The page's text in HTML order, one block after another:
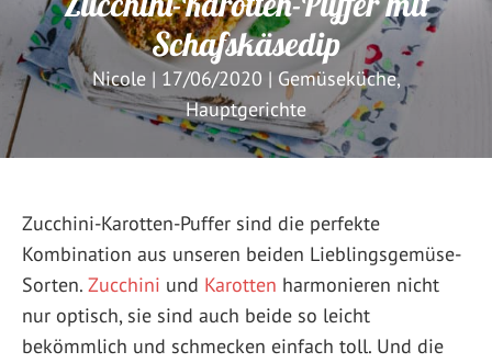
Schafskäsedip
Nicole| 17/06/2020 | Gemüseküche,
Hauptgerichte
Zucchini-Karotten-Puffer sind die perfekte
Kombination aus unseren beiden Lieblingsgemüse-
Sorten. Zucchini und Karotten harmonieren nicht
nur optisch, sie sind auch beide so leicht
bekömmlich und schmecken einfach toll. Und die